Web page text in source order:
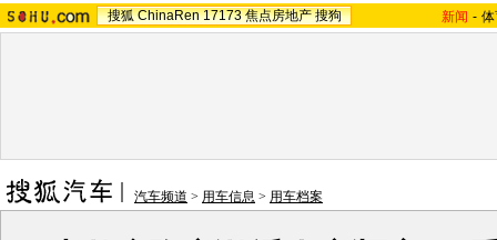
搜狐 ChinaRen 17173 焦点房地产 搜狗 新闻 -
汽车频道 > 用车信息 > 用车档案